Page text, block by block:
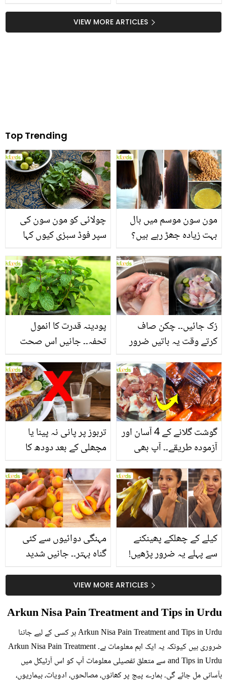
VIEW MORE ARTICLES
Top Trending
چولائی کو مون سون کی
سپر فوڈ سبزی کیوں کہا
منرلز اور اینٹی آکسیڈنٹس
سے بھرپور اس سبزی کے
فائدے
مون سون موسم میں بال
بہت زیادہ جھڑ رہے ہیں؟
بنانے کے چند قدرتی طریقے
پودینہ قدرت کا انمول
تحفہ۔۔ جانیں اس صحت
انگیز طبی فوائد
رُک جائیں۔۔ چکن صاف
کرتے وقت یہ باتیں ضرور
تربوز پر پانی نہ پینا یا
مچھلی کے بعد دودھ کا
سے متعلق غلط فہمیوں کی
حقیقت کیا ہے اور افواہ
کیا؟
گوشت گلانے کے 4 آسان اور
آزمودہ طریقے۔۔ آپ بھی
بتائے راز
مہنگی دوائیوں سے کئی
گناہ بہتر۔۔ جانیں شدید
کیوں کھانا چاہیے؟
کیلے کے چھلکے پھینکنے
سے پہلے یہ ضرور پڑھیں!
سستا اور قدرتی حلVIEW MORE ARTICLES
Arkun Nisa Pain Treatment and Tips in Urdu
Arkun Nisa Pain Treatment and Tips in Urdu ہر کسی کے لیے جاننا
ضروری ہیں کیونکہ یہ ایک اہم معلومات ہے۔ Arkun Nisa Pain Treatment
and Tips in Urdu سے متعلق تفصیلی معلومات آپ کو اس آرٹیکل میں
بآسانی مل جائے گی۔ ہمارے پیج پر کھانوں، مصالحوں، ادویات، بیماریوں،